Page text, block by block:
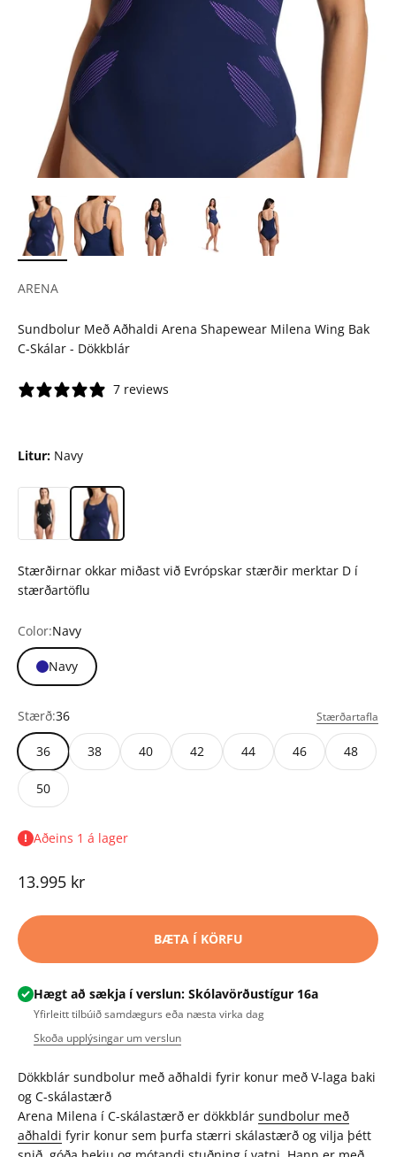
ARENA
Sundbolur Með Aðhaldi Arena Shapewear Milena Wing Bak
C-Skálar - Dökkblár
7 reviews
Litur: Navy
Stærðirnar okkar miðast við Evrópskar stærðir merktar D í
stærðartöflu
Color:Navy
Navy
Stærð:36 Stærðartafla
36 38 40 42 44 46 48
50
Aðeins 1 á lager
Tilboðsverð
13.995 kr
BÆTA Í KÖRFU
Hægt að sækja í verslun: Skólavörðustígur 16a
Yfirleitt tilbúið samdægurs eða næsta virka dag
Skoða upplýsingar um verslun
Dökkblár sundbolur með aðhaldi fyrir konur með V-laga baki
og C-skálastærð
Arena Milena í C-skálastærð er dökkblár sundbolur með
aðhaldi fyrir konur sem þurfa stærri skálastærð og vilja þétt